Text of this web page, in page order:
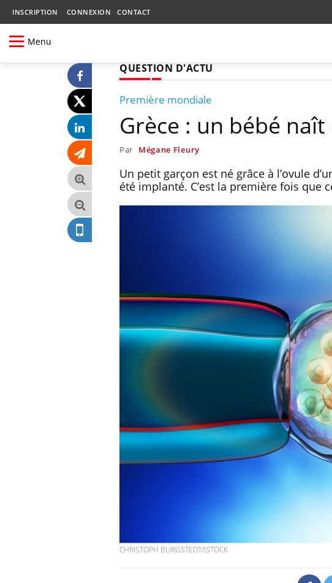
INSCRIPTION CONNEXION CONTACT
Menu
QUESTION D'ACTU
Première mondiale
Grèce : un bébé
Par Mégane Fleury
Un petit garçon est né grâce à l’ovule
été implanté. C’est la première fois que
CHRISTOPH BURGSTEDT/ISTOCK